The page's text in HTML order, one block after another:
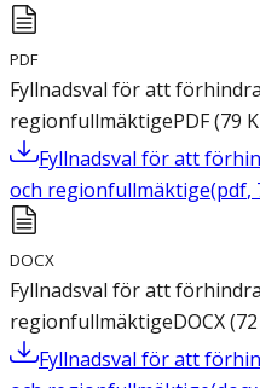
PDF
Fyllnadsval för att
regionfullmäktigePDF(79
Fyllnadsval för att
och regionfullmäktige(pdf,
DOCX
Fyllnadsval för att
regionfullmäktigeDOCX(72
Fyllnadsval för att